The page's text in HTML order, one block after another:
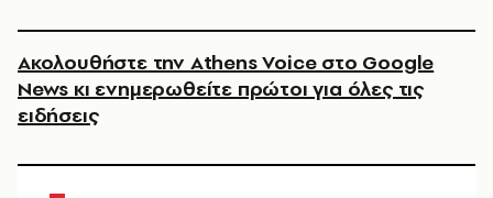
Ακολουθήστε την Athens Voice στο Google
News κι ενημερωθείτε πρώτοι για όλες τις
ειδήσεις